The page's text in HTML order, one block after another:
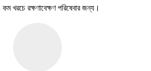
খরচে রক্ষণাবেক্ষণ পরিষেবার জন্য।